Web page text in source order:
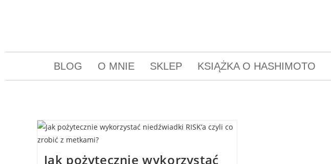
BLOG O MNIE SKLEP KSIĄŻKA O HASHIMOTO
Jak pożytecznie wykorzystać